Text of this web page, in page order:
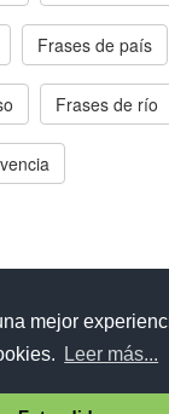
mejor
Leer más...
Frases de país
Frases de río